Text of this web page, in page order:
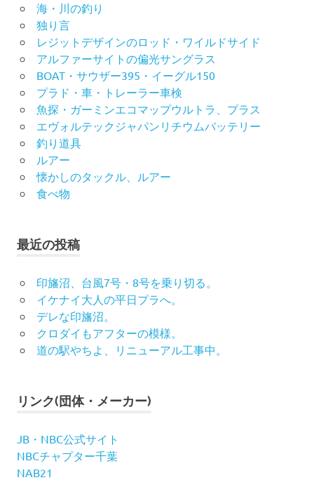
海・川の釣り
独り言
レジットデザインのロッド・ワイルドサイド
アルファーサイトの偏光サングラス
BOAT・サウザー395・イーグル150
プラド・車・トレーラー車検
魚探・ガーミンエコマップウルトラ、プラス
エヴォルテックジャパンリチウムバッテリー
釣り道具
ルアー
懐かしのタックル、ルアー
食べ物
最近の投稿
印旛沼、台風7号・8号を乗り切る。
イケナイ大人の平日プラへ。
デレな印旛沼。
クロダイもアフターの模様。
道の駅やちよ、リニューアル工事中。
リンク(団体・メーカー)
JB・NBC公式サイト
NBCチャプター千葉
NAB21